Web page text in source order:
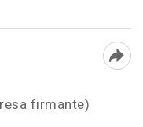
firmante)